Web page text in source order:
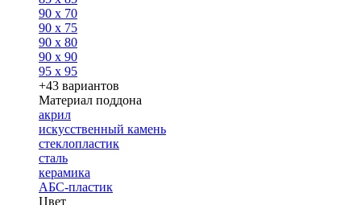
90 x 70
90 x 75
90 x 80
90 x 90
95 x 95
+43 вариантов
Материал поддона
акрил
искусственный камень
стеклопластик
сталь
керамика
АБС-пластик
Цвет